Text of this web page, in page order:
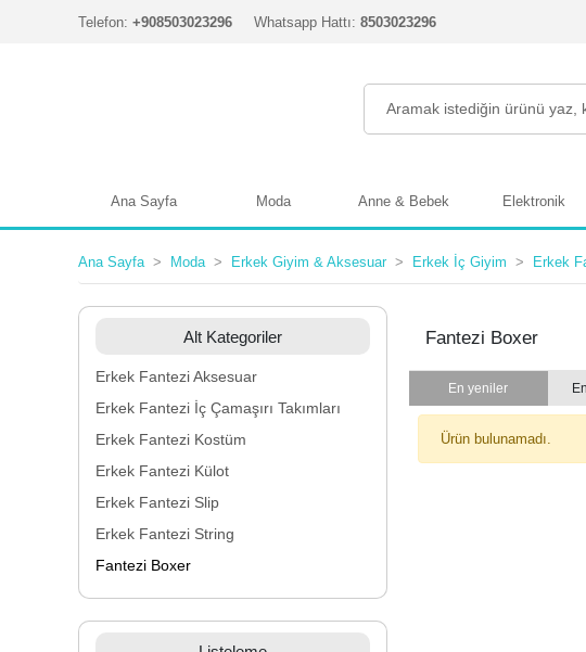
Telefon: +908503023296 Whatsapp Hattı: 8503023296
Ana Sayfa Moda Anne & Bebek Elektronik
Ana Sayfa Moda Erkek Giyim & Aksesuar Erkek İç Giyim Erkek
Alt Kategoriler
Erkek Fantezi Aksesuar
Erkek Fantezi İç Çamaşırı Takımları
Erkek Fantezi Kostüm
Erkek Fantezi Külot
Erkek Fantezi Slip
Erkek Fantezi String
Fantezi Boxer
Fantezi Boxer
En yeniler
Ürün bulunamadı.